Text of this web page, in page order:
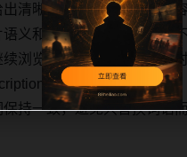
出清晰主题，再补充热门内
语义和可点击入口，让用户
续浏览同类内容。每日更新
、canonical、主题图
保持一致，避免只替换词语